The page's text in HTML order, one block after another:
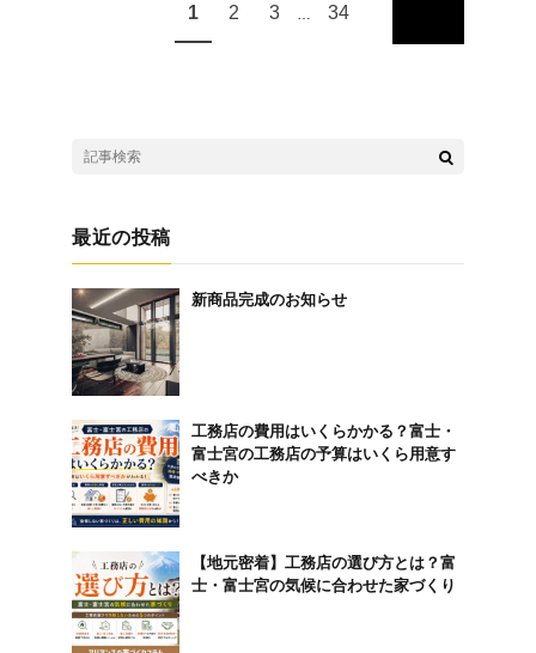
1 2 3 34
最近の投稿
新商品完成のお知らせ
工務店の費用はいくらかかる？富士・
富士宮の工務店の予算はいくら用意す
べきか
【地元密着】工務店の選び方とは？富
士・富士宮の気候に合わせた家づくり